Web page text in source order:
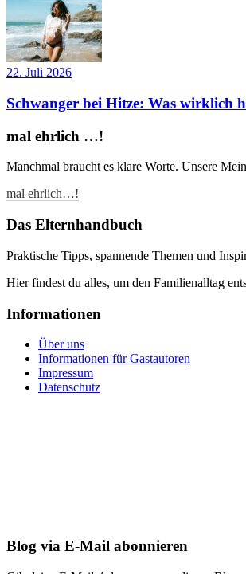
22. Juli 2026
Schwanger bei Hitze: Was wirklich
mal ehrlich …!
Manchmal braucht es klare Worte. Unsere
mal ehrlich…!
Das Elternhandbuch
Praktische Tipps, spannende Themen und
Hier findest du alles, um den Familienalltag
Informationen
Über uns
Informationen für Gastautoren
Impressum
Datenschutz
Blog via E-Mail abonnieren